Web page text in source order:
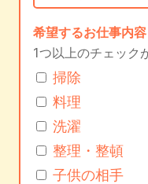
希望するお仕事内容
1つ以上のチェック
掃除
料理
洗濯
整理・整頓
子供の相手